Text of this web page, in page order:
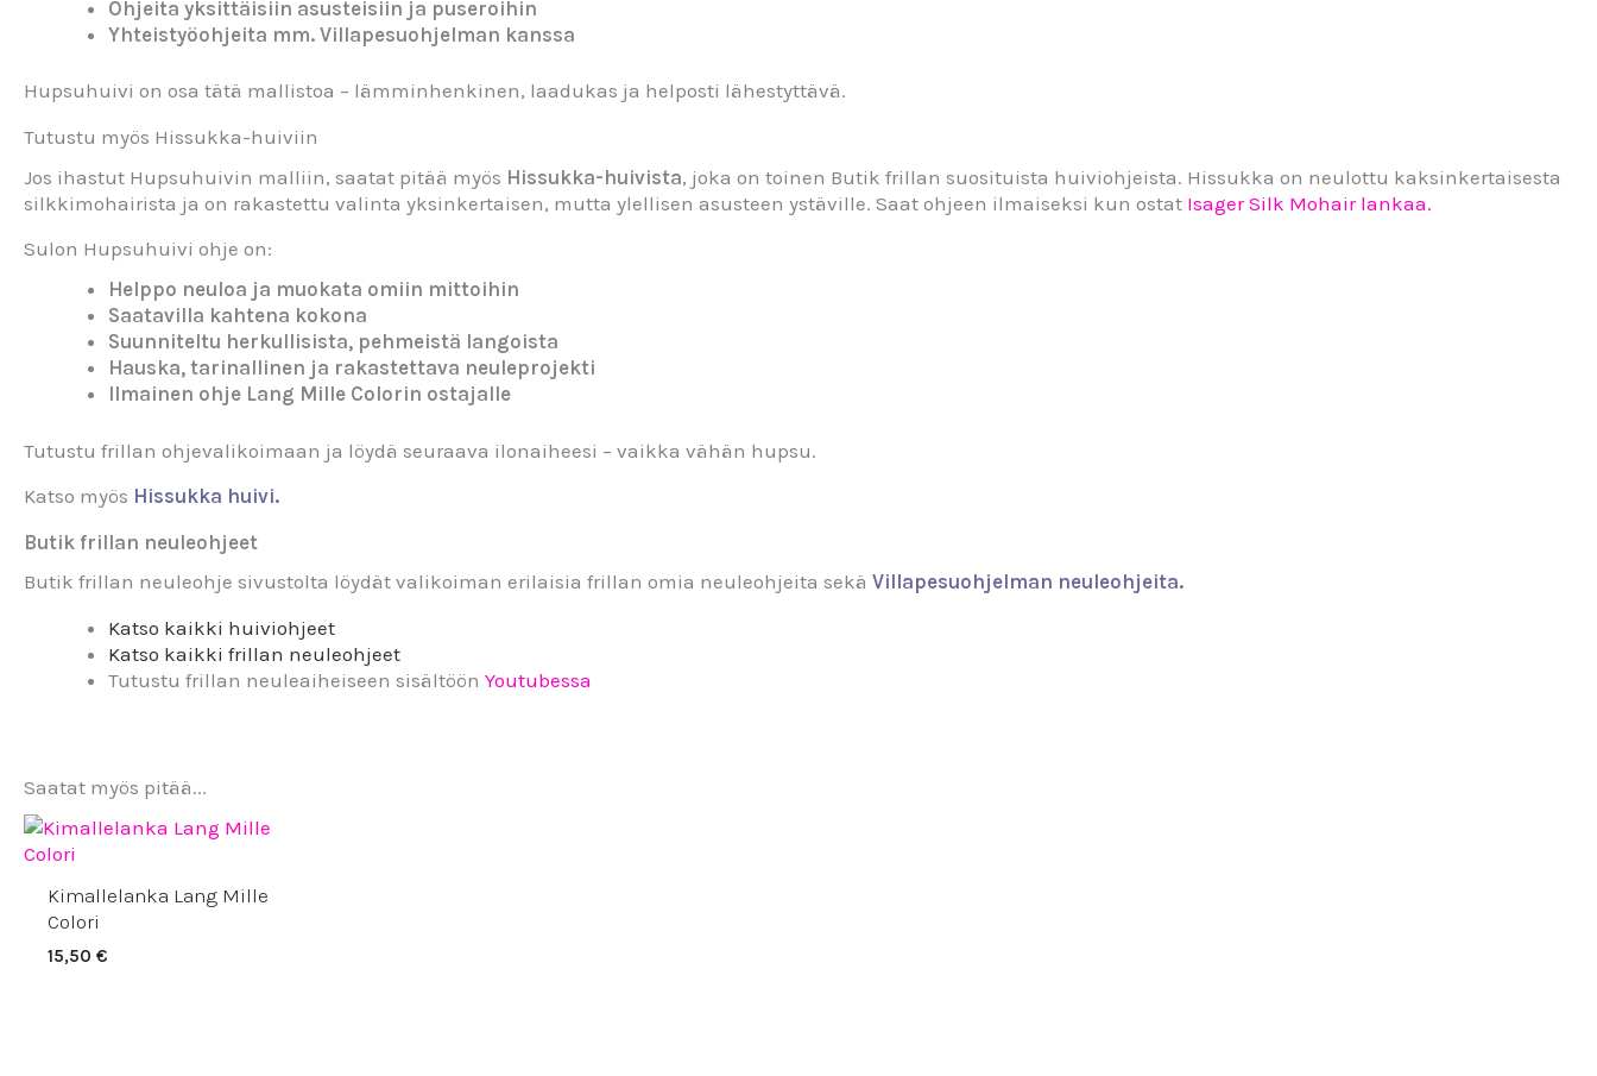
Ohjeita yksittäisiin asusteisiin ja puseroihin
Yhteistyöohjeita mm. Villapesuohjelman kanssa
Hupsuhuivi on osa tätä mallistoa – lämminhenkinen, laadukas ja helposti lähestyttävä.
Tutustu myös Hissukka-huiviin
Jos ihastut Hupsuhuivin malliin, saatat pitää myös Hissukka-huivista, joka on toinen Butik frillan suosituista huiviohjeista. Hissukka on neulottu kaksinkertaisesta
silkkimohairista ja on rakastettu valinta yksinkertaisen, mutta ylellisen asusteen ystäville. Saat ohjeen ilmaiseksi kun ostat Isager Silk Mohair lankaa.
Sulon Hupsuhuivi ohje on:
Helppo neuloa ja muokata omiin mittoihin
Saatavilla kahtena kokona
Suunniteltu herkullisista, pehmeistä langoista
Hauska, tarinallinen ja rakastettava neuleprojekti
Ilmainen ohje Lang Mille Colorin ostajalle
Tutustu frillan ohjevalikoimaan ja löydä seuraava ilonaiheesi – vaikka vähän hupsu.
Katso myös Hissukka huivi.
Butik frillan neuleohjeet
Butik frillan neuleohje sivustolta löydät valikoiman erilaisia frillan omia neuleohjeita sekä Villapesuohjelman neuleohjeita.
Katso kaikki huiviohjeet
Katso kaikki frillan neuleohjeet
Tutustu frillan neuleaiheiseen sisältöön Youtubessa
Saatat myös pitää...
Kimallelanka Lang Mille
Colori
15,50€